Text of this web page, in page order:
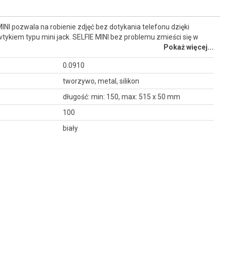
pozwala na robienie zdjęć bez dotykania telefonu dzięki
typu mini jack. SELFIE MINI bez problemu zmieści się w
Pokaż więcej...
0.0910
tworzywo, metal, silikon
długość: min: 150, max: 515 x 50 mm
100
biały